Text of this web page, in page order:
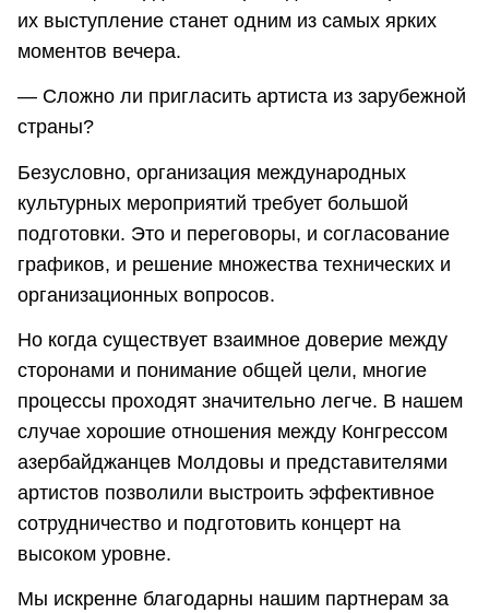
их выступление станет одним из самых ярких
моментов вечера.
— Сложно ли пригласить артиста из зарубежной
страны?
Безусловно, организация международных
культурных мероприятий требует большой
подготовки. Это и переговоры, и согласование
графиков, и решение множества технических и
организационных вопросов.
Но когда существует взаимное доверие между
сторонами и понимание общей цели, многие
процессы проходят значительно легче. В нашем
случае хорошие отношения между Конгрессом
азербайджанцев Молдовы и представителями
артистов позволили выстроить эффективное
сотрудничество и подготовить концерт на
высоком уровне.
Мы искренне благодарны нашим партнерам за